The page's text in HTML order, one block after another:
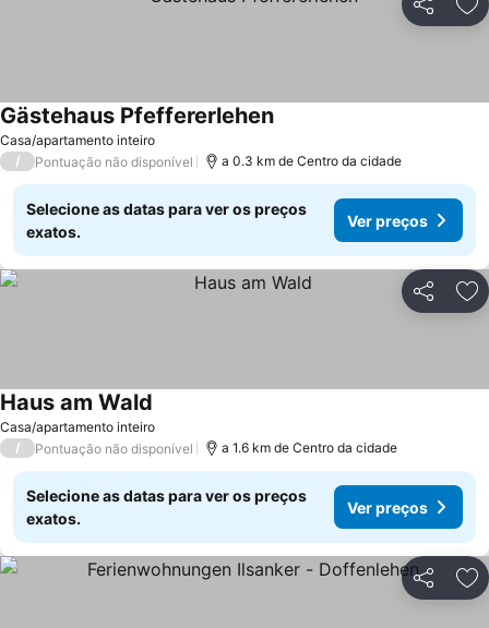
Partilhar
Casa/apartamento inteiro
Gästehaus Pfeffererlehen
/ Pontuação não disponível a 0.3 km de Centro da cidade
Selecione as datas para ver os preços
exatos.
Ver preços
Partilhar
Casa/apartamento inteiro
Haus am Wald
/ Pontuação não disponível a 1.6 km de Centro da cidade
Selecione as datas para ver os preços
exatos.
Ver preços
Partilhar